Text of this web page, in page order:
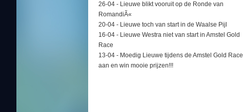
26-04 - Lieuwe blikt vooruit op de Ronde van
RomandiÃ«
20-04 - Lieuwe toch van start in de Waalse Pijl
16-04 - Lieuwe Westra niet van start in Amstel Gold
Race
13-04 - Moedig Lieuwe tijdens de Amstel Gold Race
aan en win mooie prijzen!!!